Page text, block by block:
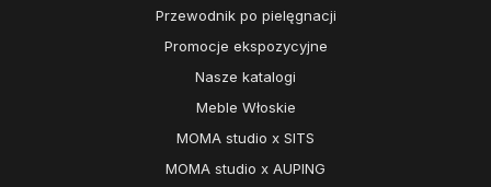
Przewodnik po pielęgnacji
Promocje ekspozycyjne
Nasze katalogi
Meble Włoskie
MOMA studio x SITS
MOMA studio x AUPING